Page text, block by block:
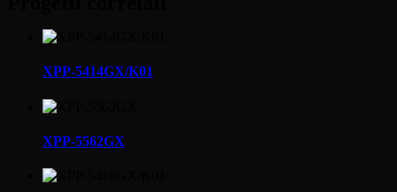
XPP-5414GX/K01
XPP-5562GX